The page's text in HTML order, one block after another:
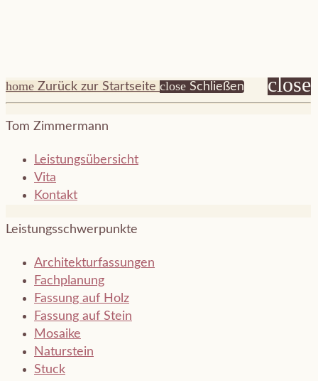
close
home Zurück zur Startseite close Schließen
Tom Zimmermann
Leistungsübersicht
Vita
Kontakt
Leistungsschwerpunkte
Architektur­fassungen
Fachplanung
Fassung auf Holz
Fassung auf Stein
Mosaike
Naturstein
Stuck